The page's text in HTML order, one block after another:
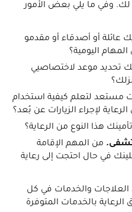
لك. وفي ما يلي بعض الأمور
عائلة أو أصدقاء أو مقدمو
اليومية؟
تحديد موعد لاختصاصيي
مستعد لتعلم كيفية استخدام
لإجراء الزيارات عن بُعد؟
هذا النوع من الرعاية؟
من المهم الإقامة
في حال احتجت إلى رعاية
العلاجات والخدمات في كل
بالخدمات المتوفرة